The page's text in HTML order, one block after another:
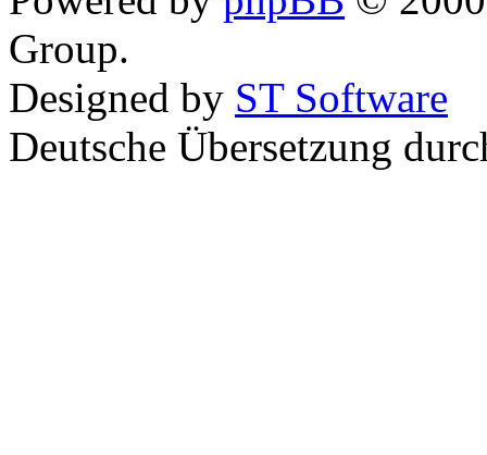
Group.
Designed by ST Software
Deutsche Übersetzung